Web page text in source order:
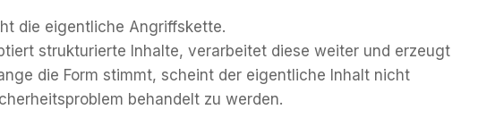
die eigentliche Angriffskette.
strukturierte Inhalte, verarbeitet diese weiter und erzeugt
die Form stimmt, scheint der eigentliche Inhalt nicht
behandelt zu werden.